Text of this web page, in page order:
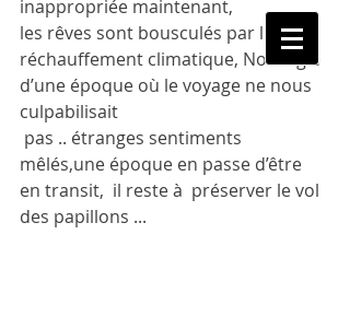
Catherine OLIVIER
inappropriée maintenant,
les rêves sont bousculés par le
réchauffement climatique, Nostalgie
d’une époque où le voyage ne nous
culpabilisait
mêlés,une époque en passe d’être
en transit,  il reste à  préserver le vol
des papillons ...